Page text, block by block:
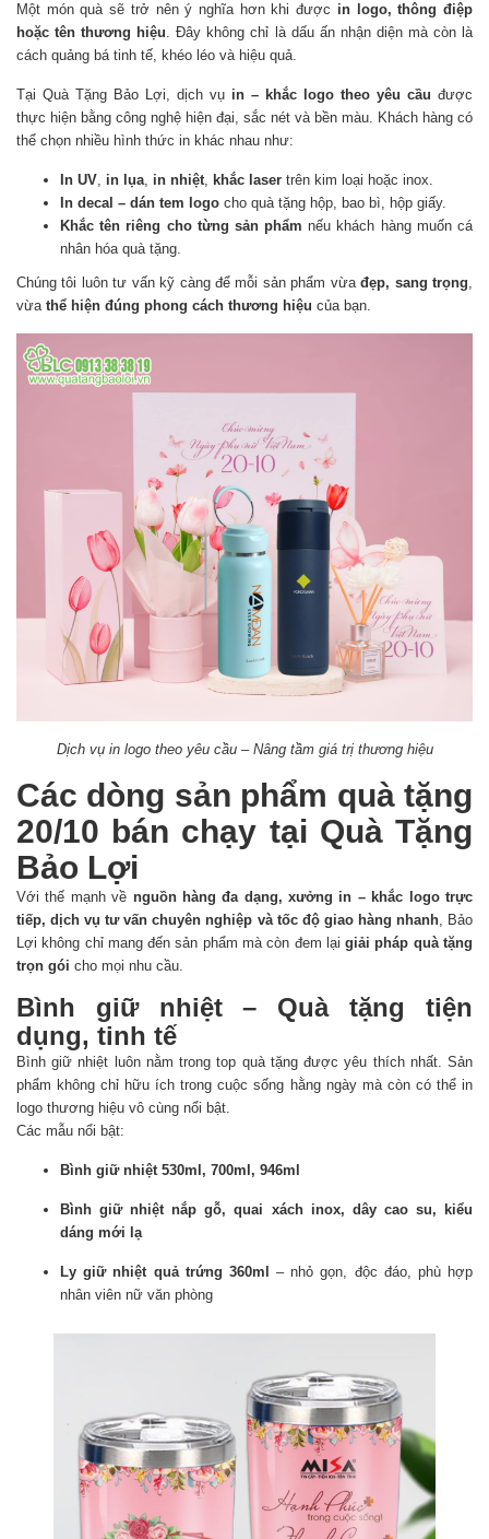
Một món quà sẽ trở nên ý nghĩa hơn khi được in logo, thông điệp
hoặc tên thương hiệu. Đây không chỉ là dấu ấn nhận diện mà còn là
cách quảng bá tinh tế, khéo léo và hiệu quả.
Tại Quà Tặng Bảo Lợi, dịch vụ in – khắc logo theo yêu cầu được
thực hiện bằng công nghệ hiện đại, sắc nét và bền màu. Khách hàng có
thể chọn nhiều hình thức in khác nhau như:
In UV, in lụa, in nhiệt, khắc laser trên kim loại hoặc inox.
In decal – dán tem logo cho quà tặng hộp, bao bì, hộp giấy.
Khắc tên riêng cho từng sản phẩm nếu khách hàng muốn cá
nhân hóa quà tặng.
Chúng tôi luôn tư vấn kỹ càng để mỗi sản phẩm vừađẹp, sang trọng,
vừa thể hiện đúng phong cách thương hiệu của bạn.
Dịch vụ in logo theo yêu cầu – Nâng tầm giá trị thương hiệu
Các dòng sản phẩm quà tặng
20/10 bán chạy tại Quà Tặng
Bảo Lợi
Với thế mạnh về nguồn hàng đa dạng, xưởng in – khắc logo trực
tiếp, dịch vụ tư vấn chuyên nghiệp và tốc độ giao hàng nhanh, Bảo
Lợi không chỉ mang đến sản phẩm mà còn đem lạigiải pháp quà tặng
trọn gói cho mọi nhu cầu.
Bình giữ nhiệt – Quà tặng tiện
dụng, tinh tế
Bình giữ nhiệt luôn nằm trong top quà tặng được yêu thích nhất. Sản
phẩm không chỉ hữu ích trong cuộc sống hằng ngày mà còn có thể in
logo thương hiệu vô cùng nổi bật.
Các mẫu nổi bật:
Bình giữ nhiệt 530ml, 700ml, 946ml
Bình giữ nhiệt nắp gỗ, quai xách inox, dây cao su, kiểu
dáng mới lạ
Ly giữ nhiệt quả trứng 360ml
– nhỏ gọn, độc đáo, phù hợp
nhân viên nữ văn phòng